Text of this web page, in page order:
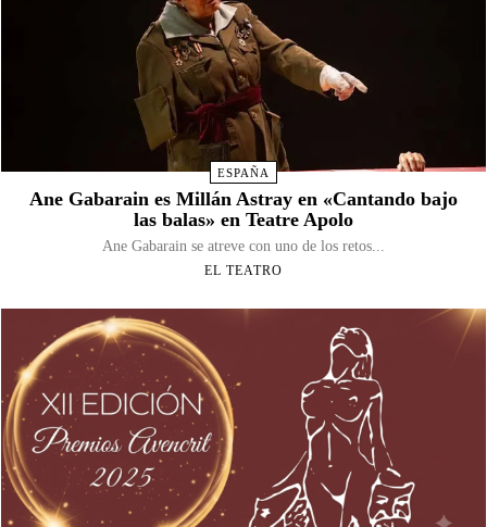
ESPAÑA
Ane Gabarain es Millán Astray en «Cantando bajo
las balas» en Teatre Apolo
Ane Gabarain se atreve con uno de los retos...
EL TEATRO